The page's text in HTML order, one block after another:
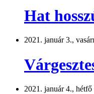
Hat
2021. január 3.,
2021. január 4., hétfő